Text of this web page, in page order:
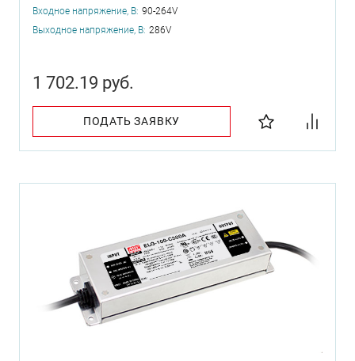
Входное напряжение, В: 90-264V
Выходное напряжение, В: 286V
1 702.19 руб.
ПОДАТЬ ЗАЯВКУ